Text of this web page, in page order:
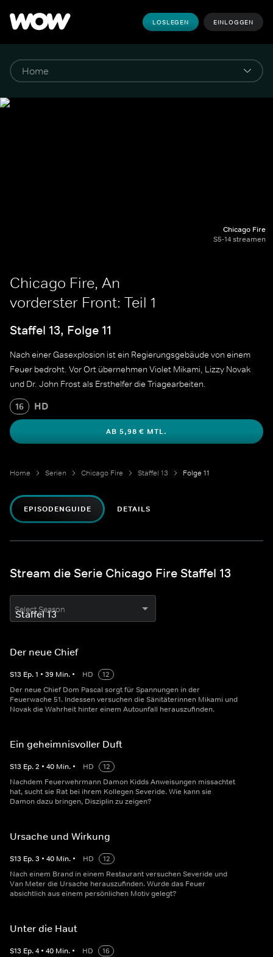
LOSLEGEN EINLOGGEN
Chicago Fire
S5-14 streamen
Chicago Fire, An
vorderster Front: Teil 1
Staffel 13, Folge 11
Nach einer Gasexplosion ist ein Regierungsgebäude von einem
Feuer bedroht. Vor Ort übernehmen Violet Mikami, Lizzy Novak
und Dr. John Frost als Ersthelfer die Triagearbeiten.
16 HD
AB 5,98 € MTL.
Home Serien Chicago Fire Staffel 13 Folge 11
EPISODENGUIDE DETAILS
Stream die Serie Chicago Fire Staffel 13
Select Season
Der neue Chief
S13 Ep.1 • 39 Min. • HD
12
Der neue Chief Dom Pascal sorgt für Spannungen in der
Feuerwache 51. Indessen versuchen die Sänitäterinnen Mikami und
Novak die Wahrheit hinter einem Autounfall herauszufinden.
Ein geheimnisvoller Duft
S13 Ep.2 • 40 Min. • HD
12
Nachdem Feuerwehrmann Damon Kidds Anweisungen missachtet
hat, sucht sie Rat bei ihrem Kollegen Severide. Wie kann sie
Damon dazu bringen, Disziplin zu zeigen?
Ursache und Wirkung
S13 Ep.3 • 40 Min. • HD
12
Nach einem Brand in einem Restaurant versuchen Severide und
Van Meter die Ursache herauszufinden. Wurde das Feuer
absichtlich aus einem persönlichen Motiv gelegt?
Unter die Haut
S13 Ep.4 • 40 Min. • HD
16